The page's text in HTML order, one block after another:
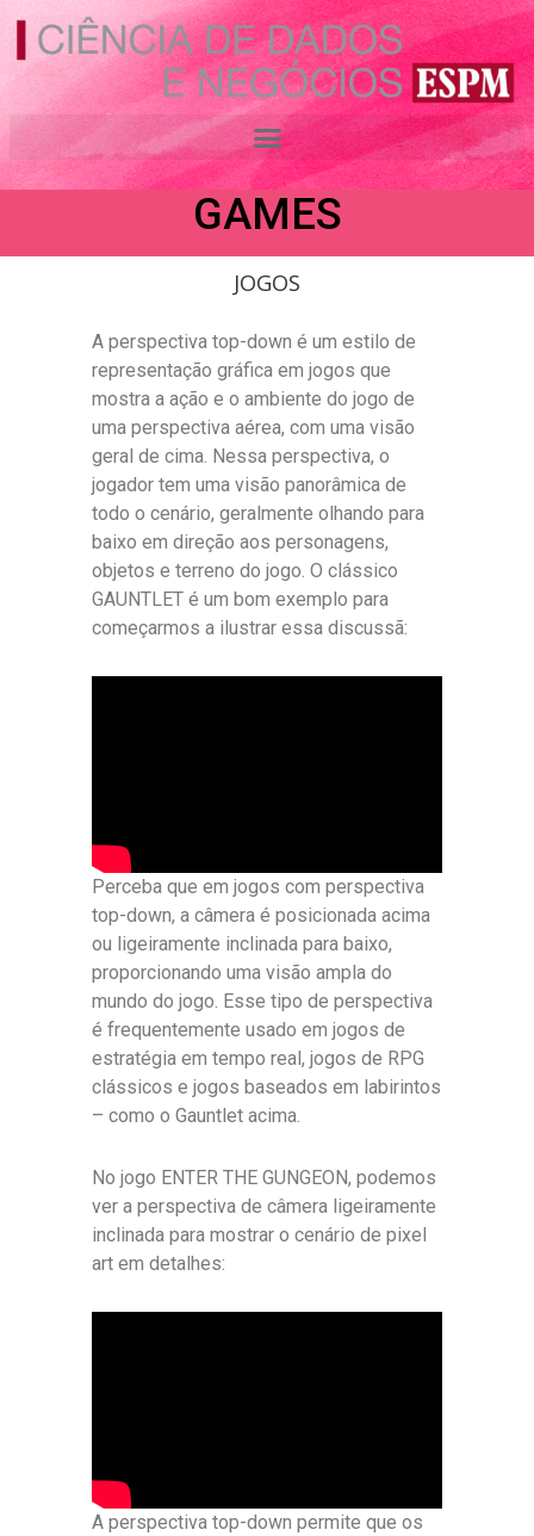
para
conteúdo
PERSPECTIVA
TOP-DOWN EM
GAMES
JOGOS
A perspectiva top-down é um estilo de
representação gráfica em jogos que
mostra a ação e o ambiente do jogo de
uma perspectiva aérea, com uma visão
geral de cima. Nessa perspectiva, o
jogador tem uma visão panorâmica de
todo o cenário, geralmente olhando para
baixo em direção aos personagens,
objetos e terreno do jogo. O clássico
GAUNTLET é um bom exemplo para
começarmos a ilustrar essa discussã:
Perceba que em jogos com perspectiva
top-down, a câmera é posicionada acima
ou ligeiramente inclinada para baixo,
proporcionando uma visão ampla do
mundo do jogo. Esse tipo de perspectiva
é frequentemente usado em jogos de
estratégia em tempo real, jogos de RPG
clássicos e jogos baseados em labirintos
– como o Gauntlet acima.
No jogo ENTER THE GUNGEON, podemos
ver a perspectiva de câmera ligeiramente
inclinada para mostrar o cenário de pixel
art em detalhes:
A perspectiva top-down permite que os